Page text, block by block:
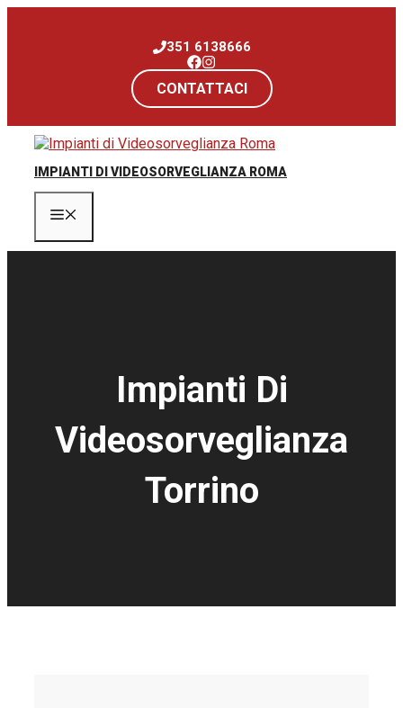
351 6138666
CONTATTACI
IMPIANTI DI VIDEOSORVEGLIANZA ROMA
Impianti Di
Videosorveglianza
Torrino